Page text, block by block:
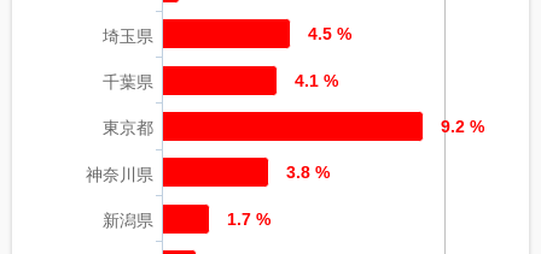
埼玉県
千葉県
東京都
神奈川県
新潟県
4.5 %
4.1 %
9.2 %
3.8 %
1.7 %